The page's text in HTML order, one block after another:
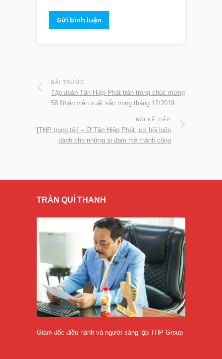
BÀI TRƯỚC
Tập đoàn Tân Hiệp Phát trân trọng chúc mừng
58 Nhân viên xuất sắc trong tháng 12/2019
BÀI KẾ TIẾP
[THP trong tôi] – Ở Tân Hiệp Phát, cơ hội luôn
dành cho những ai đam mê thành công
TRẦN QUÍ THANH
Giám đốc điều hành và người sáng lập THP Group